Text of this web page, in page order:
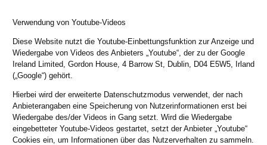
Verwendung von Youtube-Videos
Diese Website nutzt die Youtube-Einbettungsfunktion zur Anzeige und
Wiedergabe von Videos des Anbieters „Youtube“, der zu der Google
Ireland Limited, Gordon House, 4 Barrow St, Dublin, D04 E5W5, Irland
(„Google“) gehört.
Hierbei wird der erweiterte Datenschutzmodus verwendet, der nach
Anbieterangaben eine Speicherung von Nutzerinformationen erst bei
Wiedergabe des/der Videos in Gang setzt. Wird die Wiedergabe
eingebetteter Youtube-Videos gestartet, setzt der Anbieter „Youtube“
Cookies ein, um Informationen über das Nutzerverhalten zu sammeln.